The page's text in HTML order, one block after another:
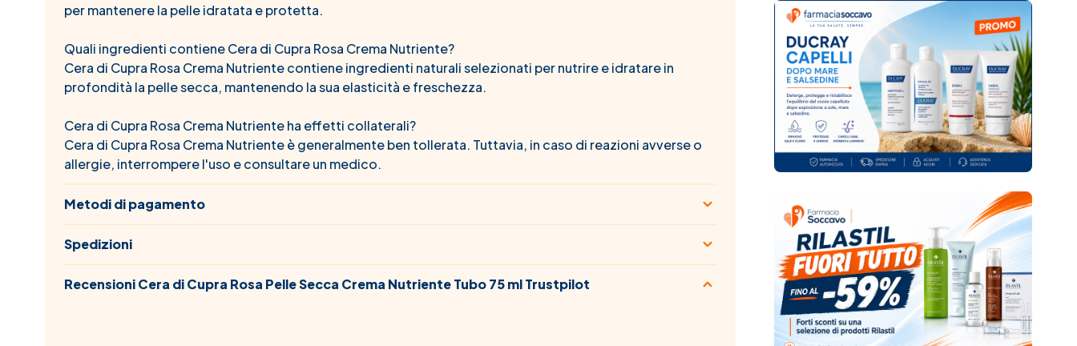
per mantenere la pelle idratata e protetta.
Quali ingredienti contiene Cera di Cupra Rosa Crema Nutriente?
Cera di Cupra Rosa Crema Nutriente contiene ingredienti naturali selezionati per nutrire e idratare in
profondità la pelle secca, mantenendo la sua elasticità e freschezza.
Cera di Cupra Rosa Crema Nutriente ha effetti collaterali?
Cera di Cupra Rosa Crema Nutriente è generalmente ben tollerata. Tuttavia, in caso di reazioni avverse o
allergie, interrompere l'uso e consultare un medico.
Metodi di pagamento
Spedizioni
Recensioni Cera di Cupra Rosa Pelle Secca Crema Nutriente Tubo 75 ml Trustpilot